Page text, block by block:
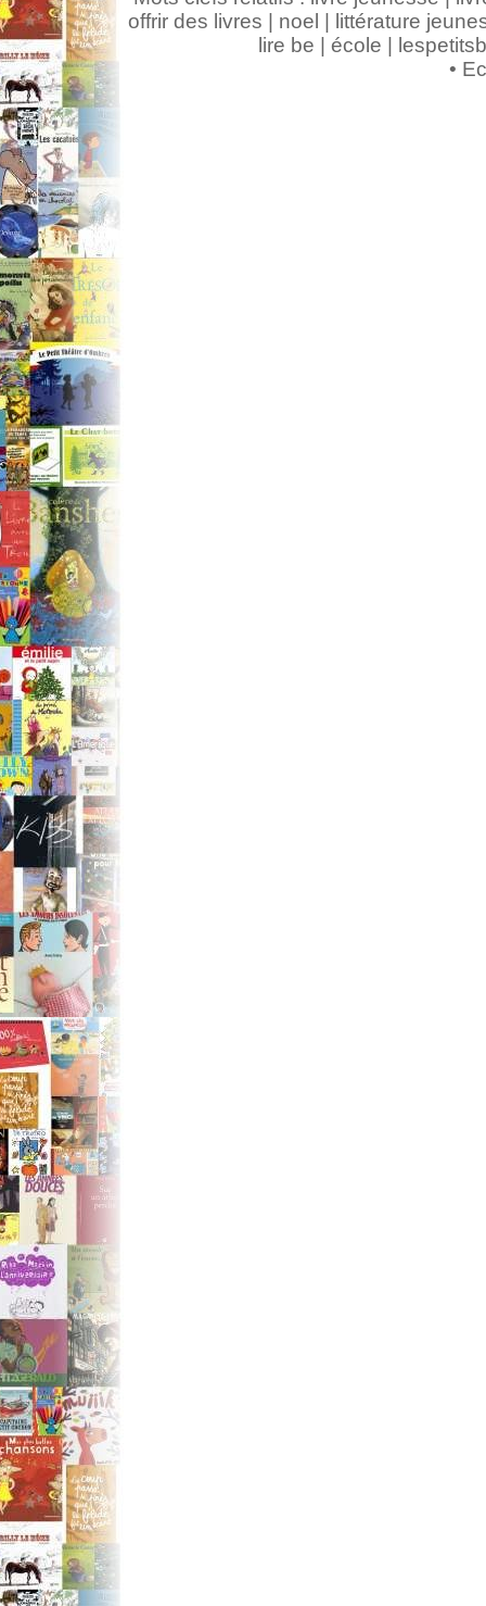
offrir des livres | noel | littérature
lire be | école |
•